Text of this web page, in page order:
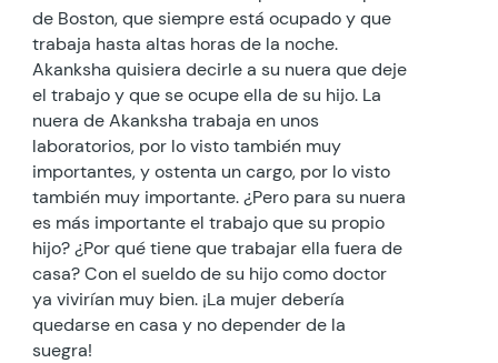
de Boston, que siempre está ocupado y que
trabaja hasta altas horas de la noche.
Akanksha quisiera decirle a su nuera que deje
el trabajo y que se ocupe ella de su hijo. La
nuera de Akanksha trabaja en unos
laboratorios, por lo visto también muy
importantes, y ostenta un cargo, por lo visto
también muy importante. ¿Pero para su nuera
es más importante el trabajo que su propio
hijo? ¿Por qué tiene que trabajar ella fuera de
casa? Con el sueldo de su hijo como doctor
ya vivirían muy bien. ¡La mujer debería
quedarse en casa y no depender de la
suegra!